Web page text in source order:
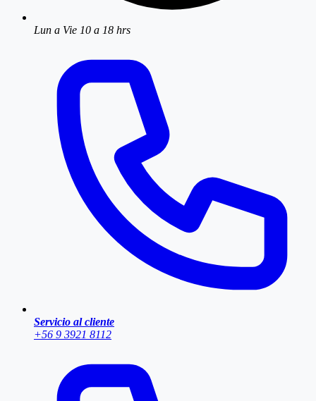
Lun a Vie 10 a 18 hrs
Servicio al cliente
+56 9 3921 8112